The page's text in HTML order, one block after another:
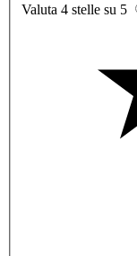
Valuta 4 stelle su 5